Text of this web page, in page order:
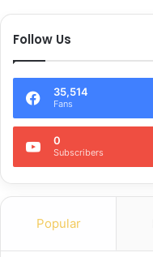
Follow Us
35,514
Fans
0
Subscribers
Popular